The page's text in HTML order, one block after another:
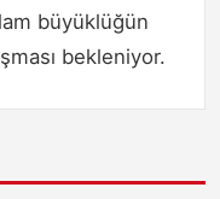
büyüklüğün
bekleniyor.